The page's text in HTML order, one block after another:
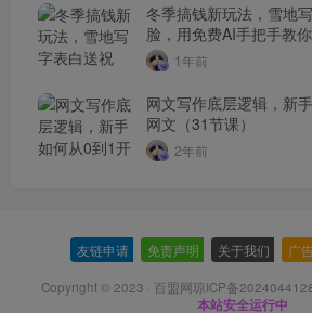
冬季搞钱新玩法，雪地
脸，用免费AI手把手教
3.5w，接单到手软
1年前
网文写作底层逻辑，新
网文（31节课）
2年前
友链申请 免责声明 关于我们 广
Copyright © 2023 · 百盟网琼ICP备
本站安全运行中